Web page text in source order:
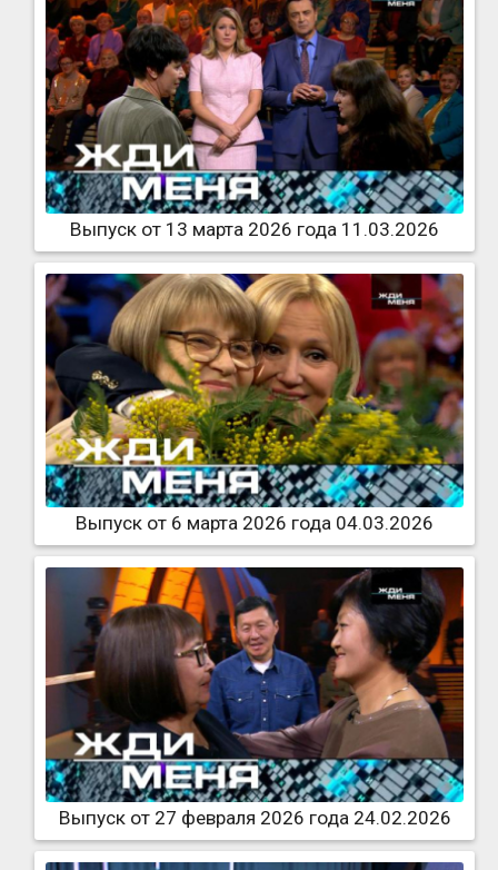
Выпуск от 13 марта 2026 года 11.03.2026
Выпуск от 6 марта 2026 года 04.03.2026
Выпуск от 27 февраля 2026 года 24.02.2026